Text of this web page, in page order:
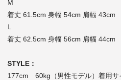
M
着丈 61.5cm 身幅 54cm 肩幅 43cm
L
着丈 62.5cm 身幅 56cm 肩幅 44cm
STYLE：
177cm 60kg（男性モデル）着用サ